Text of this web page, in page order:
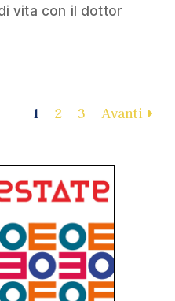
vita con il dottor
1 2 3 Avanti